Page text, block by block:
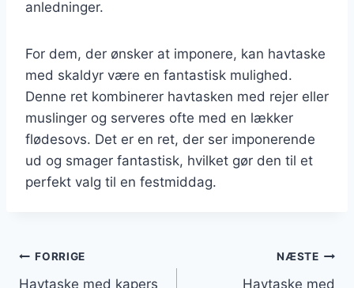
anledninger.
For dem, der ønsker at imponere, kan havtaske
med skaldyr være en fantastisk mulighed.
Denne ret kombinerer havtasken med rejer eller
muslinger og serveres ofte med en lækker
flødesovs. Det er en ret, der ser imponerende
ud og smager fantastisk, hvilket gør den til et
perfekt valg til en festmiddag.
Indlægsnavigation
FORRIGE
Havtaske med kapers
NÆSTE
Havtaske med